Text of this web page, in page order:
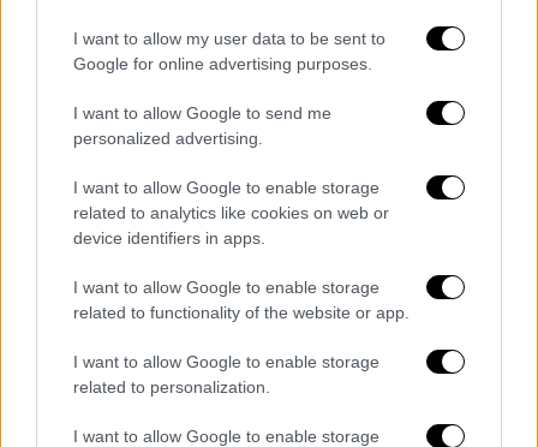
I want to allow my user data to be sent to
Google for online advertising purposes.
I want to allow Google to send me
personalized advertising.
I want to allow Google to enable storage
related to analytics like cookies on web or
device identifiers in apps.
I want to allow Google to enable storage
related to functionality of the website or app.
I want to allow Google to enable storage
related to personalization.
I want to allow Google to enable storage
με τα «Αγαπημένα Έθνικ»και δίνει λύσεις για
τις ξεχωριστές διατροφικές ομάδες στην
ενότητα«Μαγειρεύοντας χωρίς…».
Κάθε Μέρα Chef
με τον Βαγγέλη
Δρίσκα»,φιλοδοξεί να σας κάνει Chef στη
κουζίνα σας για να μαγειρεύετε με
αυτοπεποίθηση, σίγουρα και
αποτελεσματικά, τα πιο νόστιμα πιάτα της
ζωής σας!
«Κάθε Μέρα Chef με τον Βαγγέλη Δρίσκα»
καθημερινά από την Δευτέρα 13
Σεπτεμβρίου στις 15:30, στοΟΡΕΝ